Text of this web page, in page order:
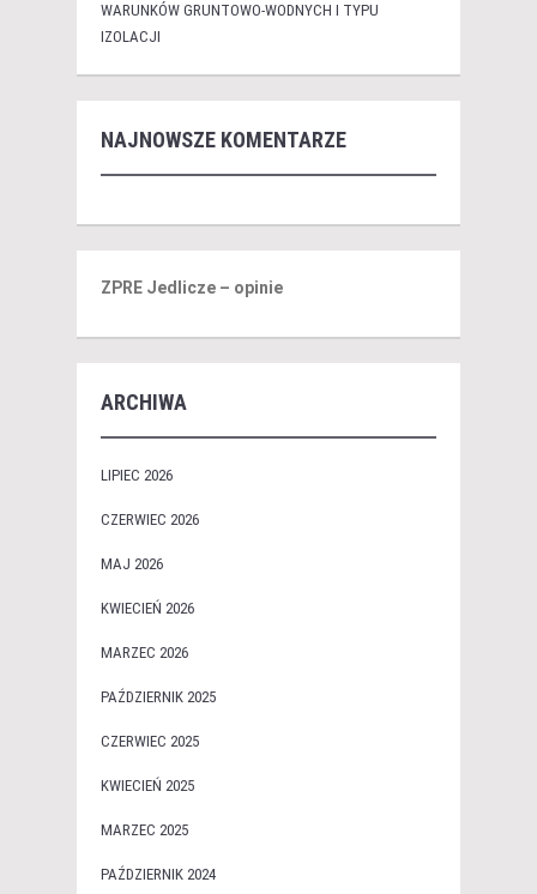
WARUNKÓW GRUNTOWO-WODNYCH I TYPU
IZOLACJI
NAJNOWSZE KOMENTARZE
ZPRE Jedlicze – opinie
ARCHIWA
LIPIEC 2026
CZERWIEC 2026
MAJ 2026
KWIECIEŃ 2026
MARZEC 2026
PAŹDZIERNIK 2025
CZERWIEC 2025
KWIECIEŃ 2025
MARZEC 2025
PAŹDZIERNIK 2024